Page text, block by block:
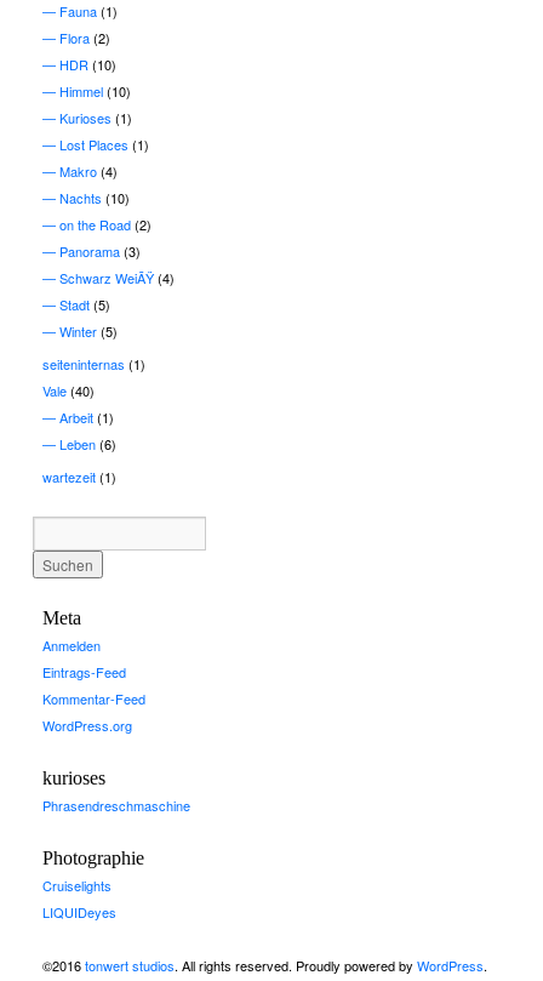
Fauna(1)
Flora(2)
HDR (10)
Himmel(10)
Kurioses (1)
Lost Places (1)
Makro(4)
Nachts (10)
on the Road(2)
Panorama(3)
Schwarz WeiÃŸ(4)
Stadt(5)
Winter(5)
seiteninternas (1)
Vale(40)
Arbeit(1)
Leben(6)
wartezeit(1)
Meta
Anmelden
Eintrags-Feed
Kommentar-Feed
WordPress.org
kurioses
Phrasendreschmaschine
Photographie
Cruiselights
LIQUIDeyes
©2016tonwert studios. All rights reserved. Proudly powered by WordPress.